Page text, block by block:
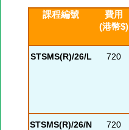
課程編號
費用
(港幣$)
STSMS(R)/26/L 720
STSMS(R)/26/N 720